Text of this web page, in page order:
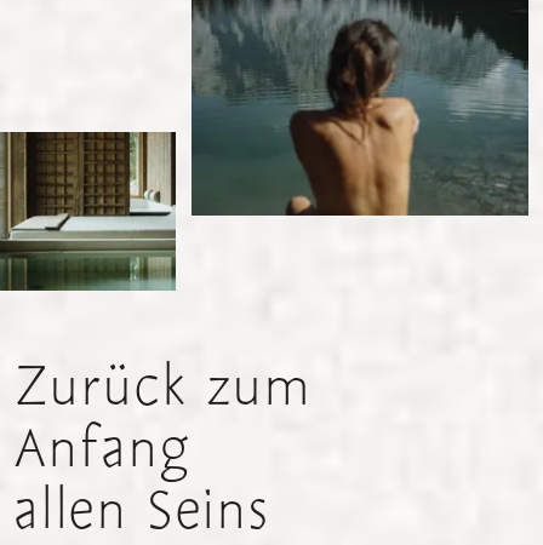
Zurück zum
Anfang
allen Seins